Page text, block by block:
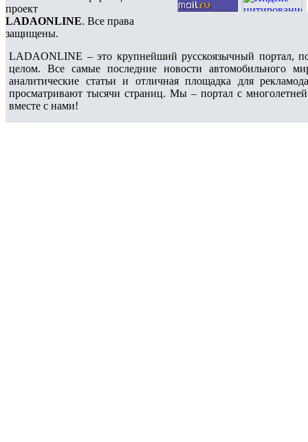
проект
LADAONLINE. Все права
защищены.
LADAONLINE – это крупнейший русскоязычный портал,
целом. Все самые последние новости автомобильного
аналитические статьи и отличная площадка для
просматривают тысячи страниц. Мы – портал с
вместе с нами!